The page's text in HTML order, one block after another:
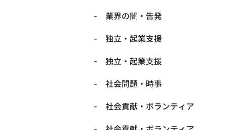
業界の闇・告発
独立・起業支援
独立・起業支援
社会問題・時事
社会貢献・ボランティア